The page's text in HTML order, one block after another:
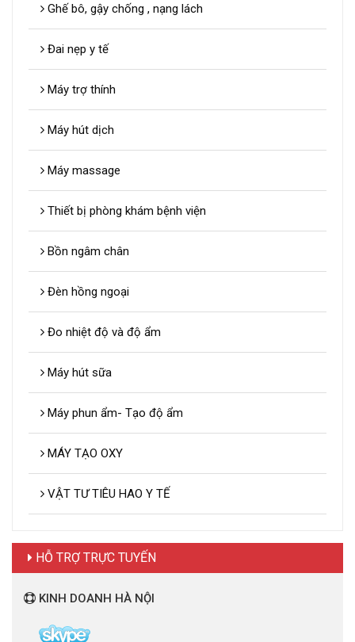
Ghế bô, gậy chống , nạng lách
Đai nẹp y tế
Máy trợ thính
Máy hút dịch
Máy massage
Thiết bị phòng khám bệnh viện
Bồn ngâm chân
Đèn hồng ngoại
Đo nhiệt độ và độ ẩm
Máy hút sữa
Máy phun ẩm- Tạo độ ẩm
MÁY TẠO OXY
VẬT TƯ TIÊU HAO Y TẾ
HỖ TRỢ TRỰC TUYẾN
KINH DOANH HÀ NỘI